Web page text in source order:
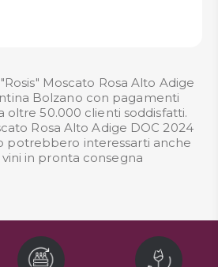
Moscato Rosa Alto Adige
Bolzano con pagamenti
oltre 50.000 clienti soddisfatti.
Rosa Alto Adige DOC 2024
potrebbero interessarti anche
vini in pronta consegna